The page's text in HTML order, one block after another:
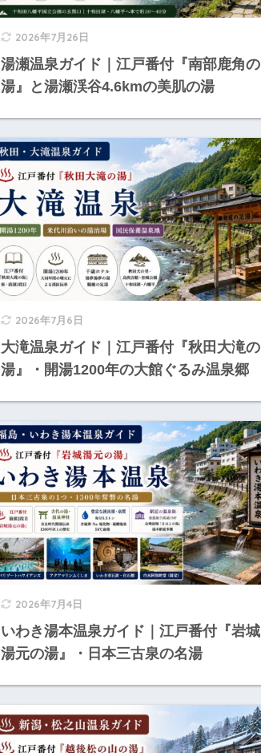
2026年7月26日
湯瀬温泉ガイド｜江戸番付『南部鹿角の
湯』と湯瀬渓谷4.6kmの美肌の湯
2026年7月6日
大滝温泉ガイド｜江戸番付『秋田大滝の
湯』・開湯1200年の大館ぐるみ温泉郷
2026年7月4日
いわき湯本温泉ガイド｜江戸番付『岩城
湯元の湯』・日本三古泉の名湯